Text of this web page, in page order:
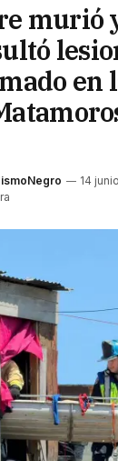
murió
en
14